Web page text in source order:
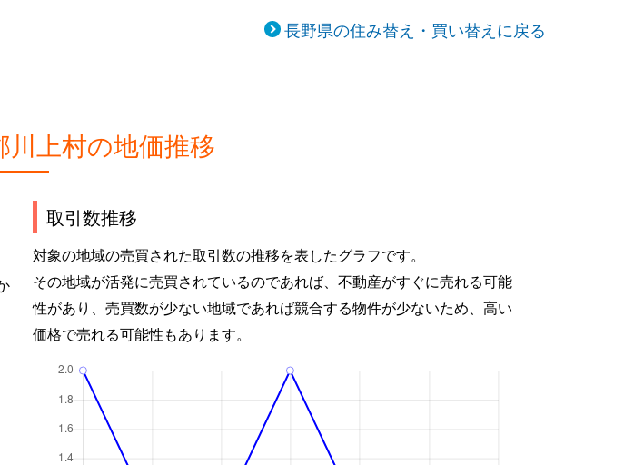
長野県の住み替え・買い替えに戻る
川上村の地価推移
取引数推移
対象の地域の売買された取引数の推移を表したグラフです。
その地域が活発に売買されているのであれば、不動産がすぐに売れる可能
性があり、売買数が少ない地域であれば競合する物件が少ないため、高い
価格で売れる可能性もあります。